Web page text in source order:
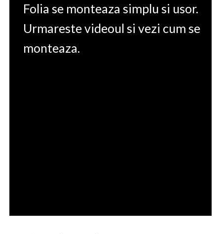
Folia se monteaza simplu si usor.
Urmareste videoul si vezi cum se
monteaza.